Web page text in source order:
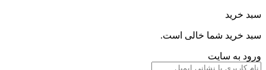
سبد خرید
سبد خرید شما خالی است.
ورود به سایت